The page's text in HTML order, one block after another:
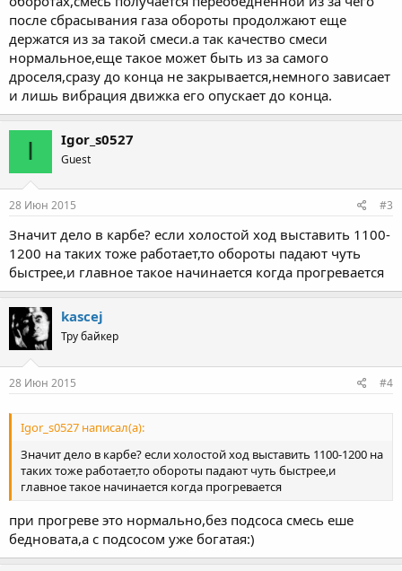
после сбрасывания газа обороты продолжают еще
держатся из за такой смеси.а так качество смеси
нормальное,еще такое может быть из за самого
дроселя,сразу до конца не закрывается,немного зависает
и лишь вибрация движка его опускает до конца.
I Igor_s0527
Guest
28 Июн 2015 #3
Значит дело в карбе? если холостой ход выставить 1100-
1200 на таких тоже работает,то обороты падают чуть
быстрее,и главное такое начинается когда прогревается
kascej
Тру байкер
28 Июн 2015 #4
Igor_s0527 написал(а):
Значит дело в карбе? если холостой ход выставить 1100-1200 на
таких тоже работает,то обороты падают чуть быстрее,и
главное такое начинается когда прогревается
при прогреве это нормально,без подсоса смесь еше
бедновата,а с подсосом уже богатая:)